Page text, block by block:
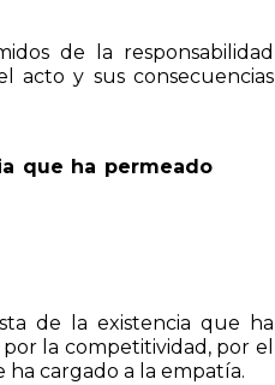
de la responsabilidad
acto y sus consecuencias
que ha permeado
de la existencia que ha
la competitividad, por el
cargado a la empatía.